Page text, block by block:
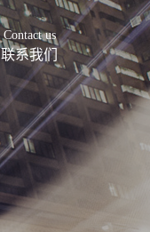
联系我们
Contact us